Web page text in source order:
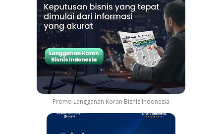
Promo Langganan Koran Bisnis Indonesia